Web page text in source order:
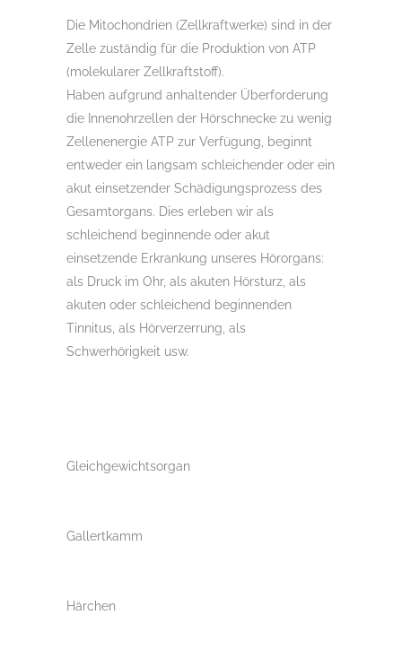
Die Mitochondrien (Zellkraftwerke) sind in der
Zelle zuständig für die Produktion von ATP
(molekularer Zellkraftstoff).
Haben aufgrund anhaltender Überforderung
die Innenohrzellen der Hörschnecke zu wenig
Zellenenergie ATP zur Verfügung, beginnt
entweder ein langsam schleichender oder ein
akut einsetzender Schädigungsprozess des
Gesamtorgans. Dies erleben wir als
schleichend beginnende oder akut
einsetzende Erkrankung unseres Hörorgans:
als Druck im Ohr, als akuten Hörsturz, als
akuten oder schleichend beginnenden
Tinnitus, als Hörverzerrung, als
Schwerhörigkeit usw.
Gleichgewichtsorgan
Gallertkamm
Härchen